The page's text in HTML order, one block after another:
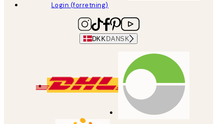
Login (forretning)
DKK DANSK